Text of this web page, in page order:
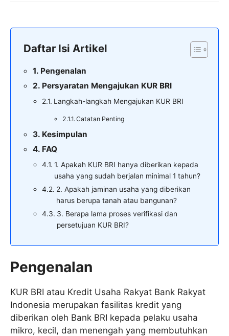
Daftar Isi Artikel
Pengenalan
Persyaratan Mengajukan KUR BRI
Langkah-langkah Mengajukan KUR BRI
Catatan Penting
Kesimpulan
FAQ
1. Apakah KUR BRI hanya diberikan kepada
usaha yang sudah berjalan minimal 1 tahun?
2. Apakah jaminan usaha yang diberikan
harus berupa tanah atau bangunan?
3. Berapa lama proses verifikasi dan
persetujuan KUR BRI?
Pengenalan
KUR BRI atau Kredit Usaha Rakyat Bank Rakyat
Indonesia merupakan fasilitas kredit yang
diberikan oleh Bank BRI kepada pelaku usaha
mikro, kecil, dan menengah yang membutuhkan